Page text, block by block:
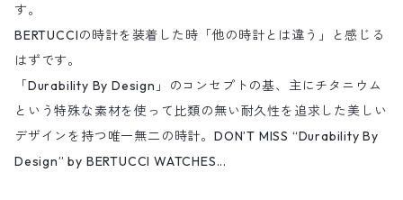
す。
BERTUCCIの時計を装着した時「他の時計とは違う」と感じる
はずです。
「Durability By Design」のコンセプトの基、主にチタニウム
という特殊な素材を使って比類の無い耐久性を追求した美しい
デザインを持つ唯一無二の時計。DON’T MISS “Durability By
Design” by BERTUCCI WATCHES...